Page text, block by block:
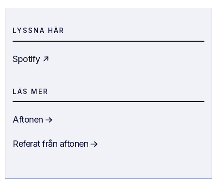
LYSSNA HÄR
Spotify
LÄS MER
Aftonen
Referat från aftonen